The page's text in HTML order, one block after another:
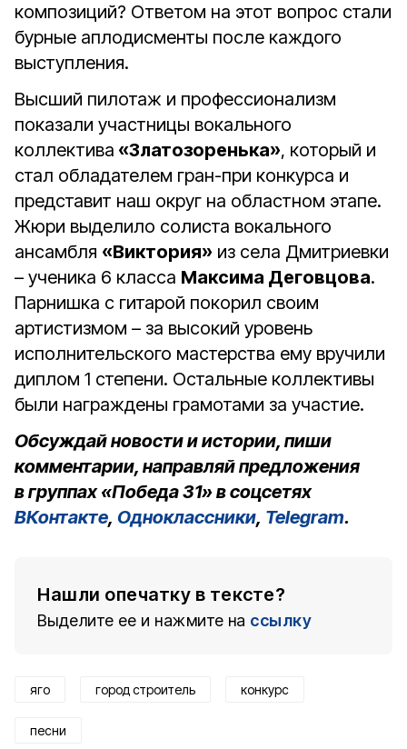
композиций? Ответом на этот вопрос стали
бурные аплодисменты после каждого
выступления.
Высший пилотаж и профессионализм
показали участницы вокального
коллектива «Златозоренька», который и
стал обладателем гран-при конкурса и
представит наш округ на областном этапе.
Жюри выделило солиста вокального
ансамбля «Виктория» из села Дмитриевки
– ученика 6 класса Максима Деговцова.
Парнишка с гитарой покорил своим
артистизмом – за высокий уровень
исполнительского мастерства ему вручили
диплом 1 степени. Остальные коллективы
были награждены грамотами за участие.
Обсуждай новости и истории, пиши
комментарии, направляй предложения
в группах «Победа 31» в соцсетях
ВКонтакте, Одноклассники, Telegram.
Нашли опечатку в тексте?
Выделите ее и нажмите на ссылку
яго город строитель конкурс
песни